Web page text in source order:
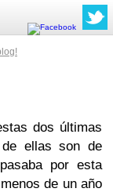
dos últimas
ellas son de
por esta
de un año